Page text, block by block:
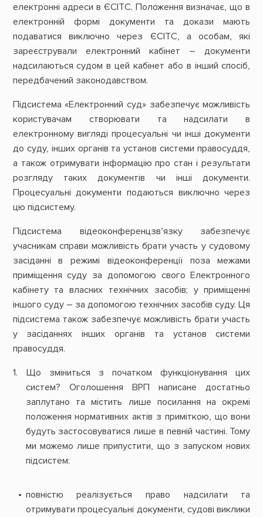
електронні адреси в ЄСІТС. Положення визначає, що в
електронній формі документи та докази мають
подаватися виключно через ЄСІТС, а особам, які
зареєстрували електронний кабінет – документи
надсилаються судом в цей кабінет або в інший спосіб,
передбачений законодавством.
Підсистема «Електронний суд» забезпечує можливість
користувачам створювати та надсилати в
електронному вигляді процесуальні чи інші документи
до суду, інших органів та установ системи правосуддя,
а також отримувати інформацію про стан і результати
розгляду таких документів чи інші документи.
Процесуальні документи подаються виключно через
цю підсистему.
Підсистема відеоконференцзв’язку забезпечує
учасникам справи можливість брати участь у судовому
засіданні в режимі відеоконференції поза межами
приміщення суду за допомогою свого Електронного
кабінету та власних технічних засобів; у приміщенні
іншого суду – за допомогою технічних засобів суду. Ця
підсистема також забезпечує можливість брати участь
у засіданнях інших органів та установ системи
правосуддя.
Що зміниться з початком функціонування цих
систем? Оголошення ВРП написане достатньо
заплутано та містить лише посилання на окремі
положення нормативних актів з приміткою, що вони
будуть застосовуватися лише в певній частині. Тому
ми можемо лише припустити, що з запуском нових
підсистем:
повністю реалізується право надсилати та
отримувати процесуальні документи, судові виклики